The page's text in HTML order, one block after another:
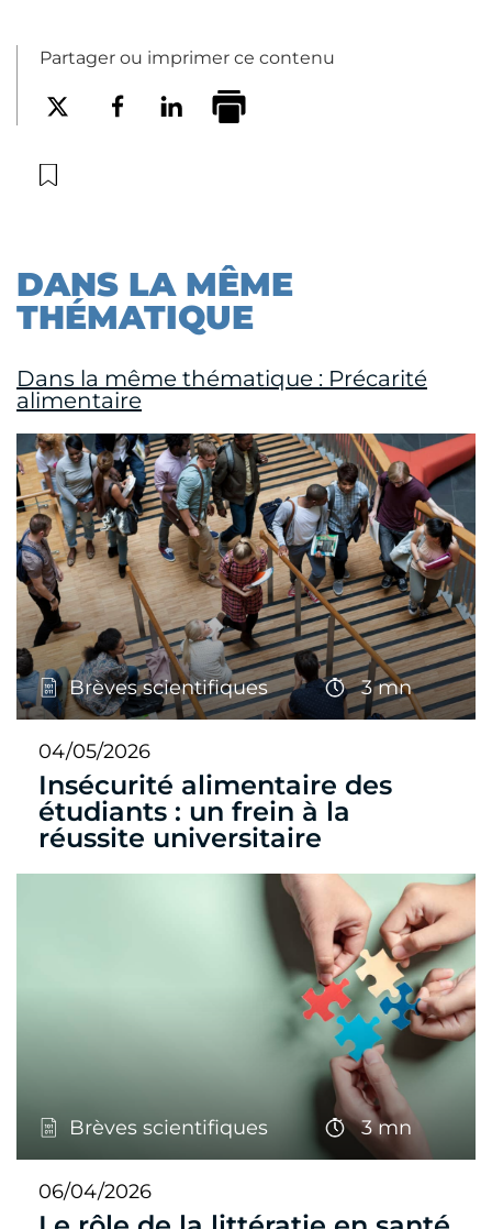
Partager ou imprimer ce contenu
DANS LA MÊME
THÉMATIQUE
Dans la même thématique : Précarité
alimentaire
Brèves scientifiques 3 mn
04/05/2026
Insécurité alimentaire des
étudiants : un frein à la
réussite universitaire
Brèves scientifiques 3 mn
06/04/2026